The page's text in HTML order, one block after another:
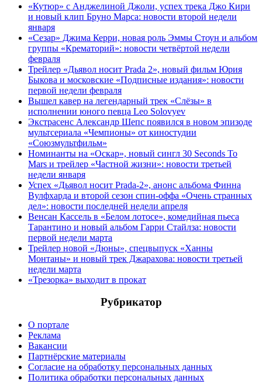
«Кутюр» с Анджелиной Джоли, успех трека Джо Кири
и новый клип Бруно Марса: новости второй недели
января
«Сезар» Джима Керри, новая роль Эммы Стоун и альбом
группы «Крематорий»: новости четвёртой недели
февраля
Трейлер «Дьявол носит Prada 2», новый фильм Юрия
Быкова и московские «Подписные издания»: новости
первой недели февраля
Вышел кавер на легендарный трек «Слёзы» в
исполнении юного певца Leo Solovyev
Экстрасенс Александр Шепс появился в новом эпизоде
мультсериала «Чемпионы» от киностудии
«Союзмультфильм»
Номинанты на «Оскар», новый сингл 30 Seconds To
Mars и трейлер «Частной жизни»: новости третьей
недели января
Успех «Дьявол носит Prada-2», анонс альбома Финна
Вулфхарда и второй сезон спин-оффа «Очень странных
дел»: новости последней недели апреля
Венсан Кассель в «Белом лотосе», комедийная пьеса
Тарантино и новый альбом Гарри Стайлза: новости
первой недели марта
Трейлер новой «Дюны», спецвыпуск «Ханны
Монтаны» и новый трек Джарахова: новости третьей
недели марта
«Трезорка» выходит в прокат
Рубрикатор
О портале
Реклама
Вакансии
Партнёрские материалы
Согласие на обработку персональных данных
Политика обработки персональных данных